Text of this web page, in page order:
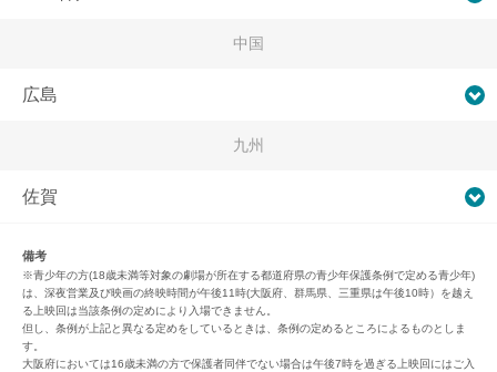
中国
広島
九州
佐賀
備考
※青少年の方(18歳未満等対象の劇場が所在する都道府県の青少年保護条例で定める青少年)
は、深夜営業及び映画の終映時間が午後11時(大阪府、群馬県、三重県は午後10時）を越え
る上映回は当該条例の定めにより入場できません。
但し、条例が上記と異なる定めをしているときは、条例の定めるところによるものとしま
す。
大阪府においては16歳未満の方で保護者同伴でない場合は午後7時を過ぎる上映回にはご入